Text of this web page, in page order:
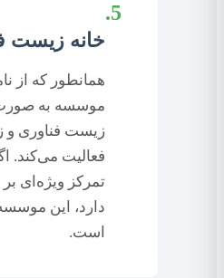
5.
خانه زیست
همانطور که از
موسسه به
زیست فناوری و
فعالیت می‌کند.
تمرکز ویژه‌ای بر
دارد، این
است.